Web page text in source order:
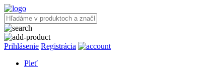
Prihlásenie Registrácia
Pleť